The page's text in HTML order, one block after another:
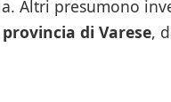
Altri presumono
di Varese,